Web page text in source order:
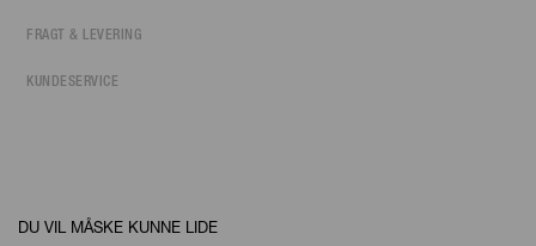
FRAGT & LEVERING
KUNDESERVICE
DU VIL MÅSKE KUNNE LIDE